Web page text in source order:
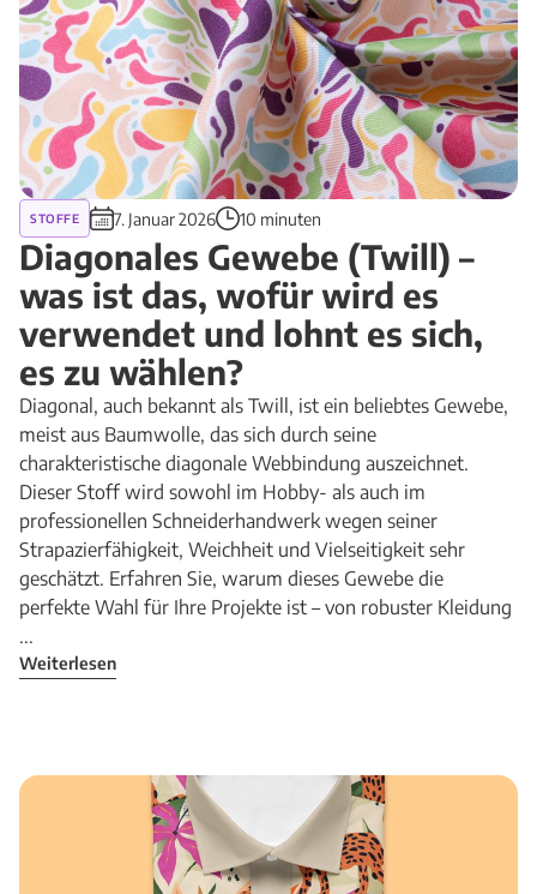
STOFFE 7. Januar 2026 10 minuten
Diagonales Gewebe (Twill) –
was ist das, wofür wird es
verwendet und lohnt es sich,
es zu wählen?
Diagonal, auch bekannt als Twill, ist ein beliebtes Gewebe,
meist aus Baumwolle, das sich durch seine
charakteristische diagonale Webbindung auszeichnet.
Dieser Stoff wird sowohl im Hobby- als auch im
professionellen Schneiderhandwerk wegen seiner
Strapazierfähigkeit, Weichheit und Vielseitigkeit sehr
geschätzt. Erfahren Sie, warum dieses Gewebe die
perfekte Wahl für Ihre Projekte ist – von robuster Kleidung
...
Weiterlesen